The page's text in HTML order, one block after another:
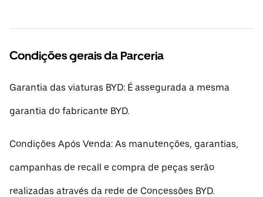
Condições gerais da Parceria
Garantia das viaturas BYD: É assegurada a mesma
garantia do fabricante BYD.
Condições Após Venda: As manutenções, garantias,
campanhas de recall e compra de peças serão
realizadas através da rede de Concessões BYD.